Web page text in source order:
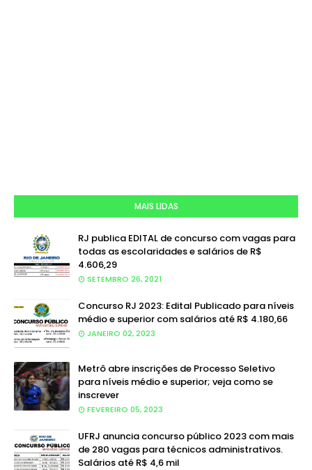
MAIS LIDAS
RJ publica EDITAL de concurso com vagas para
todas as escolaridades e salários de R$
4.606,29
SETEMBRO 26, 2021
Concurso RJ 2023: Edital Publicado para níveis
médio e superior com salários até R$ 4.180,66
JANEIRO 02, 2023
Metrô abre inscrições de Processo Seletivo
para níveis médio e superior; veja como se
inscrever
FEVEREIRO 05, 2023
UFRJ anuncia concurso público 2023 com mais
de 280 vagas para técnicos administrativos.
Salários até R$ 4,6 mil